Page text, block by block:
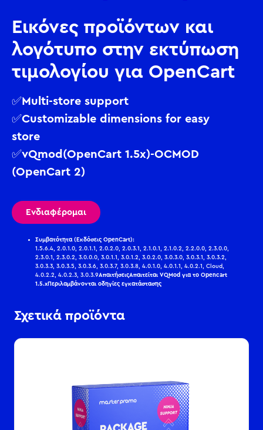
Εικόνες προϊόντων και
λογότυπο στην εκτύπωση
τιμολογίου για OpenCart
✅Multi-store support
✅Customizable dimensions for easy
store
✅vQmod(OpenCart 1.5x)-OCMOD
(OpenCart 2)
Ενδιαφέρομαι
Συμβατότητα (Εκδόσεις OpenCart):
1.5.6.4, 2.0.1.0, 2.0.1.1, 2.0.2.0, 2.0.3.1, 2.1.0.1, 2.1.0.2, 2.2.0.0, 2.3.0.0,
2.3.0.1, 2.3.0.2, 3.0.0.0, 3.0.1.1, 3.0.1.2, 3.0.2.0, 3.0.3.0, 3.0.3.1, 3.0.3.2,
3.0.3.3, 3.0.3.5, 3.0.3.6, 3.0.3.7, 3.0.3.8, 4.0.1.0, 4.0.1.1, 4.0.2.1, Cloud,
4.0.2.2, 4.0.2.3, 3.0.3.9ΑπαιτήσειςΑπαιτείται VQMod για το Opencart
1.5.x Περιλαμβάνονται οδηγίες εγκατάστασης
Σχετικά προϊόντα